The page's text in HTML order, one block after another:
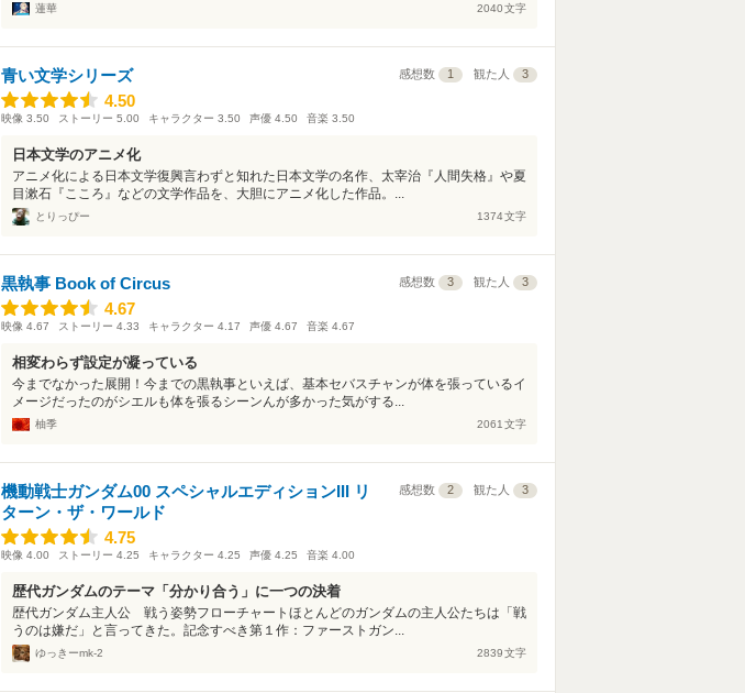
蓮華 2040文字
青い文学シリーズ 感想数 1 観た人 3
4.50
4.50
映像 3.50 ストーリー 5.00 キャラクター 3.50 声優 4.50 音楽 3.50
日本文学のアニメ化
アニメ化による日本文学復興言わずと知れた日本文学の名作、太宰治『人間失格』や夏
目漱石『こころ』などの文学作品を、大胆にアニメ化した作品。...
とりっぴー 1374文字
黒執事 Book of Circus 感想数 3 観た人 3
4.67
4.67
映像 4.67 ストーリー 4.33 キャラクター 4.17 声優 4.67 音楽 4.67
相変わらず設定が凝っている
今までなかった展開！今までの黒執事といえば、基本セバスチャンが体を張っているイ
メージだったのがシエルも体を張るシーンんが多かった気がする...
柚季 2061 文字
機動戦士ガンダム00 スペシャルエディションIII リ
ターン・ザ・ワールド
感想数 2 観た人 3
4.75
4.75
映像 4.00 ストーリー 4.25 キャラクター 4.25 声優 4.25 音楽 4.00
歴代ガンダムのテーマ「分かり合う」に一つの決着
歴代ガンダム主人公 戦う姿勢フローチャートほとんどのガンダムの主人公たちは「戦
うのは嫌だ」と言ってきた。記念すべき第１作：ファーストガン...
ゆっきーmk-2 2839文字